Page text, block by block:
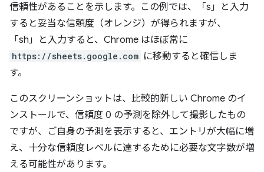
信頼性があることを示します。この例では、「s」と入力
すると妥当な信頼度（オレンジ）が得られますが、
「sh」と入力すると、Chrome はほぼ常に
https://sheets.google.com に移動すると確信しま
す。
このスクリーンショットは、比較的新しい Chrome のイ
ンストールで、信頼度 0 の予測を除外して撮影したもの
ですが、ご自身の予測を表示すると、エントリが大幅に増
え、十分な信頼度レベルに達するために必要な文字数が増
える可能性があります。